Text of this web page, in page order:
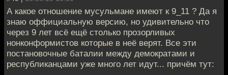
А какое отношение мусульмане имеют к 9_11 ? Да я
знаю оффициальную версию, но удивительно что
через 9 лет всё ещё столько прозорливых
нонконформистов которые в неё верят. Все эти
постановочные баталии между демократами и
республиканцами уже много лет идут... причём тут: